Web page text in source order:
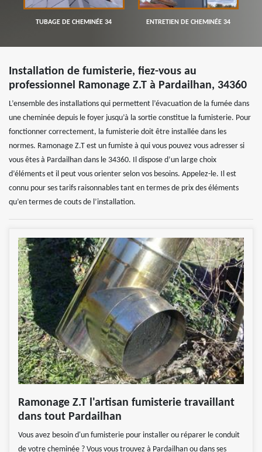
TUBAGE DE CHEMINÉE 34 ENTRETIEN DE CHEMINÉE 34
Installation de fumisterie, fiez-vous au
professionnel Ramonage Z.T à Pardailhan, 34360
L’ensemble des installations qui permettent l’évacuation de la fumée dans
une cheminée depuis le foyer jusqu’à la sortie constitue la fumisterie. Pour
fonctionner correctement, la fumisterie doit être installée dans les
normes. Ramonage Z.T est un fumiste à qui vous pouvez vous adresser si
vous êtes à Pardailhan dans le 34360. Il dispose d’un large choix
d’éléments et il peut vous orienter selon vos besoins. Appelez-le. Il est
connu pour ses tarifs raisonnables tant en termes de prix des éléments
qu’en termes de couts de l’installation.
Ramonage Z.T l'artisan fumisterie travaillant
dans tout Pardailhan
Vous avez besoin d'un fumisterie pour installer ou réparer le conduit
de votre cheminée ? Vous vous trouvez à Pardailhan ou dans ses